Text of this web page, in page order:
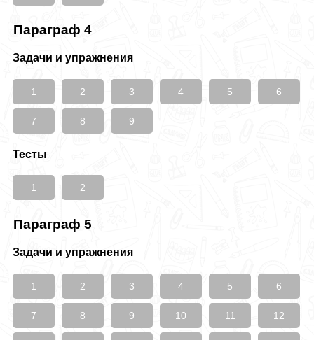
Параграф 4
Задачи и упражнения
1 2 3 4 5 6
7 8 9
Тесты
1 2
Параграф 5
Задачи и упражнения
1 2 3 4 5 6
7 8 9 10 11 12